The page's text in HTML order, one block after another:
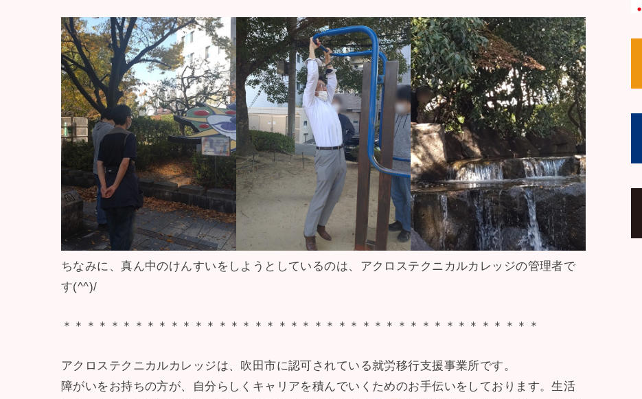
ちなみに、真ん中のけんすいをしようとしているのは、アクロステクニカルカレッジの管理者で
す(^^)/
＊＊＊＊＊＊＊＊＊＊＊＊＊＊＊＊＊＊＊＊＊＊＊＊＊＊＊＊＊＊＊＊＊＊＊＊＊＊＊＊
アクロステクニカルカレッジは、吹田市に認可されている就労移行支援事業所です。
障がいをお持ちの方が、自分らしくキャリアを積んでいくためのお手伝いをしております。生活